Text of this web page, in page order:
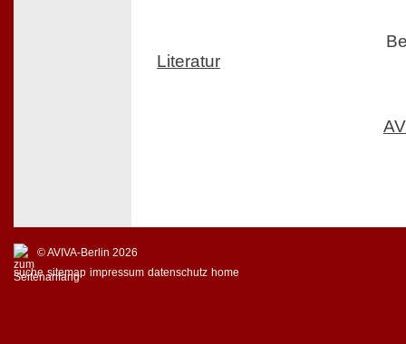
Literatur
© AVIVA-Berlin 2026
suche sitemap impressum datenschutz home